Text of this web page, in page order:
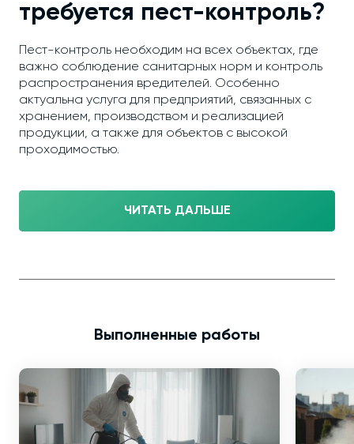
требуется пест-контроль?
Пест-контроль необходим на всех объектах, где
важно соблюдение санитарных норм и контроль
распространения вредителей. Особенно
актуальна услуга для предприятий, связанных с
хранением, производством и реализацией
продукции, а также для объектов с высокой
проходимостью.
ЧИТАТЬ ДАЛЬШЕ
Выполненные работы